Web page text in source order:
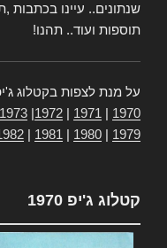
שנתונים.. עיינו בכתבות
תוספות ועוד.. תהנו!
על מנת לצפות בקטלוג
1970
1971
1972
1973
1979
1980
1981
קטלוג ג'יפ 1970